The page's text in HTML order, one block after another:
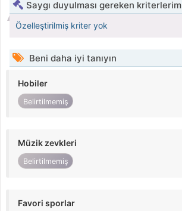
Saygı duyulması gereken kriterlerim
Özelleştirilmiş kriter yok
Beni daha iyi tanıyın
Hobiler
Belirtilmemiş
Müzik zevkleri
Belirtilmemiş
Favori sporlar